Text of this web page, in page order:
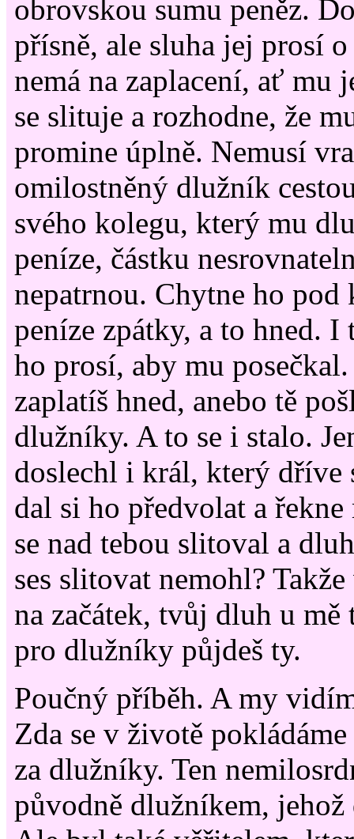
obrovskou sumu peněz.
přísně, ale sluha jej prosí
nemá na zaplacení, ať mu
se slituje a rozhodne, že
promine úplně. Nemusí
omilostněný dlužník
svého kolegu, který mu
peníze, částku
nepatrnou. Chytne ho pod
peníze zpátky, a to hned.
ho prosí, aby mu
zaplatíš hned, anebo tě
dlužníky. A to se i stalo.
doslechl i král, který
dal si ho předvolat a
se nad tebou slitoval a
ses slitovat nemohl?
na začátek, tvůj dluh u mě
pro dlužníky půjdeš ty.
Poučný příběh. A my
Zda se v životě
za dlužníky. Ten
původně dlužníkem,